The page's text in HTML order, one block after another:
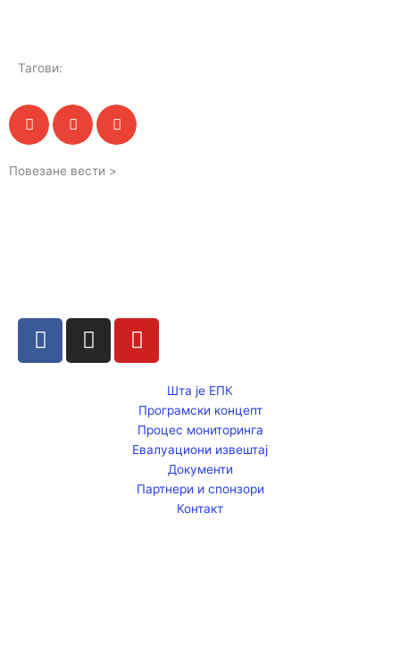
Тагови:
Повезане вести >
F
a
I
n
Y
o
u
b
e
Шта је ЕПК
Програмски концепт
Процес мониторинга
Евалуациони извештај
Документи
Партнери и спонзори
Контакт